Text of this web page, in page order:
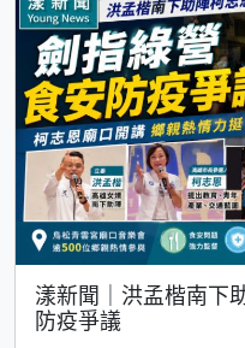
漾新聞｜洪孟楷南
防疫爭議